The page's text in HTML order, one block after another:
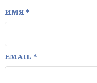
ИМЯ *
EMAIL *